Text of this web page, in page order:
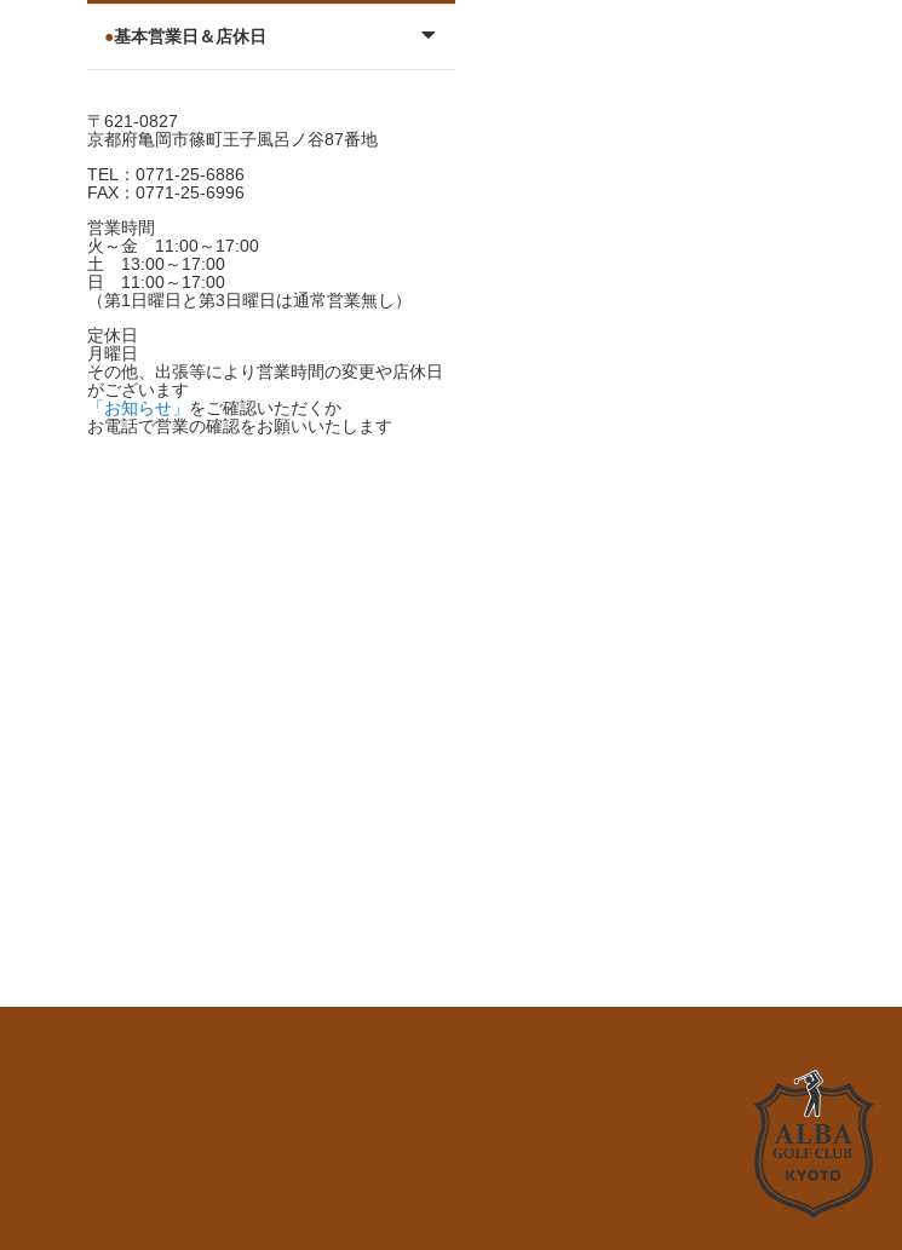
●基本営業日＆店休日
〒621-0827
京都府亀岡市篠町王子風呂ノ谷87番地
TEL：0771-25-6886
FAX：0771-25-6996
営業時間
火～金 11:00～17:00
土 13:00～17:00
日 11:00～17:00
（第1日曜日と第3日曜日は通常営業無し）
定休日
月曜日
その他、出張等により営業時間の変更や店休日
がございます
「お知らせ」 をご確認いただくか
お電話で営業の確認をお願いいたします